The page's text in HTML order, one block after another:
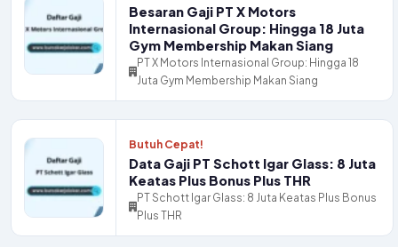
Besaran Gaji PT X Motors
Internasional Group: Hingga 18 Juta
Gym Membership Makan Siang
PT X Motors Internasional Group: Hingga 18
Juta Gym Membership Makan Siang
Butuh Cepat!
Data Gaji PT Schott Igar Glass: 8 Juta
Keatas Plus Bonus Plus THR
PT Schott Igar Glass: 8 Juta Keatas Plus Bonus
Plus THR